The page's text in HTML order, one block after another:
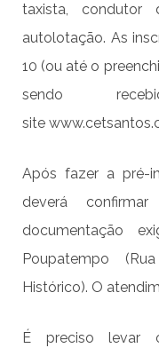
taxista,
autolotação. As
10 (ou até o
sendo
site
Após fazer a pré-
deverá
documentação
Poupatempo
Histórico). O
É preciso levar